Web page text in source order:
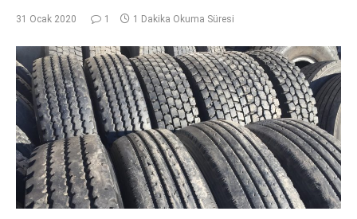
31 Ocak 2020 1 1 Dakika Okuma Süresi